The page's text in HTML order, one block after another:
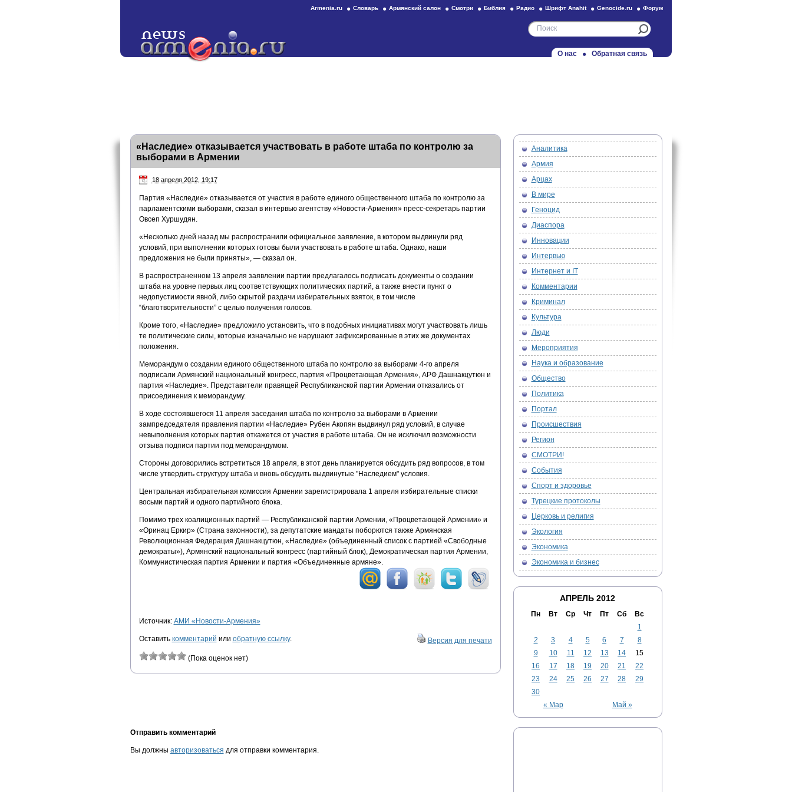
Armenia.ru Словарь Армянский салон Смотри Библия Радио Шрифт Anahit Genocide.ru Форум
О нас Обратная связь
«Наследие» отказывается участвовать в работе штаба по контролю за
выборами в Армении
18 апреля 2012, 19:17
Партия «Наследие» отказывается от участия в работе единого общественного штаба по контролю за
парламентскими выборами, сказал в интервью агентству «Новости-Армения» пресс-секретарь партии
Овсеп Хуршудян.
«Несколько дней назад мы распространили официальное заявление, в котором выдвинули ряд
условий, при выполнении которых готовы были участвовать в работе штаба. Однако, наши
предложения не были приняты», — сказал он.
В распространенном 13 апреля заявлении партии предлагалось подписать документы о создании
штаба на уровне первых лиц соответствующих политических партий, а также внести пункт о
недопустимости явной, либо скрытой раздачи избирательных взяток, в том числе
“благотворительности” с целью получения голосов.
Кроме того, «Наследие» предложило установить, что в подобных инициативах могут участвовать лишь
те политические силы, которые изначально не нарушают зафиксированные в этих же документах
положения.
Меморандум о создании единого общественного штаба по контролю за выборами 4-го апреля
подписали Армянский национальный конгресс, партия «Процветающая Армения», АРФ Дашнакцутюн и
партия «Наследие». Представители правящей Республиканской партии Армении отказались от
присоединения к меморандуму.
В ходе состоявшегося 11 апреля заседания штаба по контролю за выборами в Армении
зампредседателя правления партии «Наследие» Рубен Акопян выдвинул ряд условий, в случае
невыполнения которых партия откажется от участия в работе штаба. Он не исключил возможности
отзыва подписи партии под меморандумом.
Стороны договорились встретиться 18 апреля, в этот день планируется обсудить ряд вопросов, в том
числе утвердить структуру штаба и вновь обсудить выдвинутые "Наследием" условия.
Центральная избирательная комиссия Армении зарегистрировала 1 апреля избирательные списки
восьми партий и одного партийного блока.
Помимо трех коалиционных партий — Республиканской партии Армении, «Процветающей Армении» и
«Оринац Еркир» (Страна законности), за депутатские мандаты поборются также Армянская
Революционная Федерация Дашнакцутюн, «Наследие» (объединенный список с партией «Свободные
демократы»), Армянский национальный конгресс (партийный блок), Демократическая партия Армении,
Коммунистическая партия Армении и партия «Объединенные армяне».
Источник: АМИ «Новости-Армения»
Оставить комментарий или обратную ссылку. Версия для печати
(Пока оценок нет)
Отправить комментарий
Вы должны авторизоваться для отправки комментария.
Аналитика
Армия
Арцах
В мире
Геноцид
Диаспора
Инновации
Интервью
Интернет и IT
Комментарии
Криминал
Культура
Люди
Мероприятия
Наука и образование
Общество
Политика
Портал
Происшествия
Регион
СМОТРИ!
События
Спорт и здоровье
Турецкие протоколы
Церковь и религия
Экология
Экономика
Экономика и бизнес
АПРЕЛЬ 2012
Пн Вт Ср Чт Пт Сб Вс
« Мар Май »
1
2
3 4 5 6 7
8
9
10 11 12 13 14
15
16
17 18 19 20 21
22
23
24 25 26 27 28
29
30